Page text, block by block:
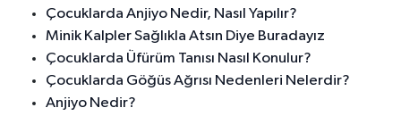
Çocuklarda Anjiyo Nedir, Nasıl Yapılır?
Minik Kalpler Sağlıkla Atsın Diye Buradayız
Çocuklarda Üfürüm Tanısı Nasıl Konulur?
Çocuklarda Göğüs Ağrısı Nedenleri Nelerdir?
Anjiyo Nedir?